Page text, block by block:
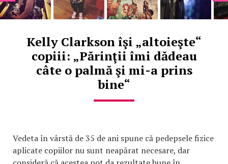
Kelly Clarkson îşi „altoieşte“
copiii: „Părinţii îmi dădeau
câte o palmă şi mi-a prins
bine“
Vedeta în vârstă de 35 de ani spune că pedepsele fizice
aplicate copiilor nu sunt neapărat necesare, dar